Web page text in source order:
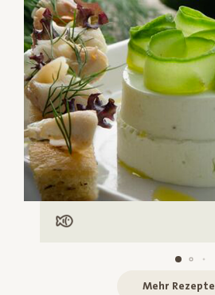
Mit Fisch
Mehr Rezepte